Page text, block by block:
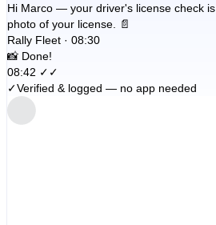
Hi Marco — your driver's license check
photo of your license. 📄
Rally Fleet · 08:30
📸 Done!
08:42 ✓✓
✓Verified & logged — no app needed